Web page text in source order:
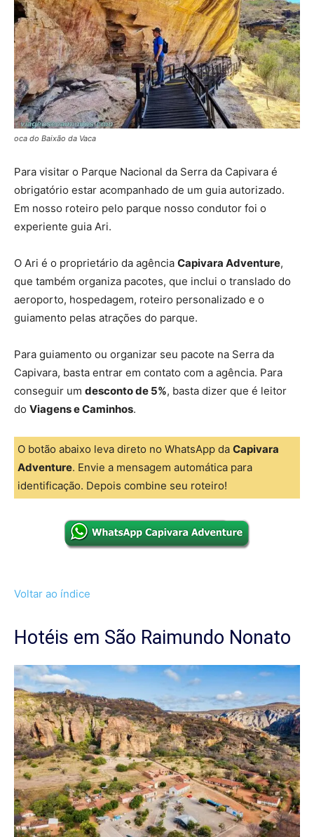
oca do Baixão da Vaca
Para visitar o Parque Nacional da Serra da Capivara é
obrigatório estar acompanhado de um guia autorizado.
Em nosso roteiro pelo parque nosso condutor foi o
experiente guia Ari.
O Ari é o proprietário da agência Capivara Adventure,
que também organiza pacotes, que inclui o translado do
aeroporto, hospedagem, roteiro personalizado e o
guiamento pelas atrações do parque.
Para guiamento ou organizar seu pacote na Serra da
Capivara, basta entrar em contato com a agência. Para
conseguir um desconto de 5%, basta dizer que é leitor
do Viagens e Caminhos.
O botão abaixo leva direto no WhatsApp da Capivara
Adventure. Envie a mensagem automática para
identificação. Depois combine seu roteiro!
Voltar ao índice
Hotéis em São Raimundo Nonato